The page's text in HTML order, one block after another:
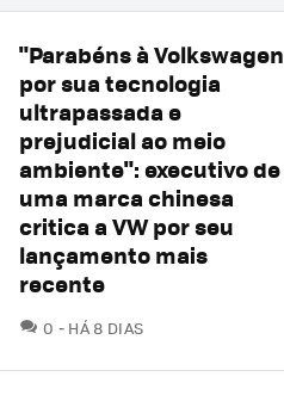
"Parabéns à Volkswagen
por sua tecnologia
ultrapassada e
prejudicial ao meio
ambiente": executivo de
uma marca chinesa
critica a VW por seu
lançamento mais
recente
0 COMENTÁRIOS
HÁ 8 DIAS